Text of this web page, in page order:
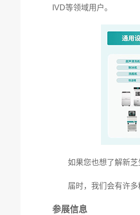
IVD等领域用户。
如果您也想了解新芝生
届时，我们会有许多
参展信息